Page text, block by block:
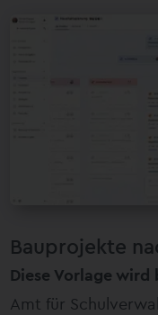
Bauprojekte
Diese Vorlage
Amt für